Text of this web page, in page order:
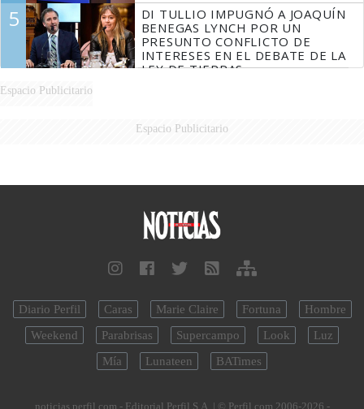
5
DI TULLIO IMPUGNÓ A JOAQUÍN
BENEGAS LYNCH POR UN
PRESUNTO CONFLICTO DE
INTERESES EN EL DEBATE DE LA
LEY DE TIERRAS
Espacio Publicitario
Espacio Publicitario
Diario Perfil Caras Marie Claire Fortuna
Hombre
Weekend
Parabrisas Supercampo Look
Luz
Mía
Lunateen BATimes
noticias.perfil.com - Editorial Perfil S.A. | © Perfil.com 2006-2026 -